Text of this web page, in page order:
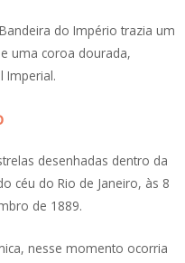
do Império trazia um
uma coroa dourada,
Imperial.
desenhadas dentro da
céu do Rio de Janeiro, às 8
de 1889.
nesse momento ocorria